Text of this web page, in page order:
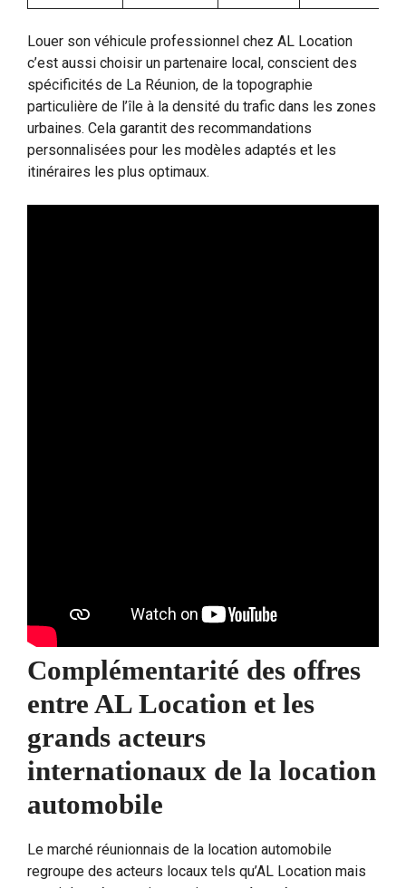
Louer son véhicule professionnel chez AL Location
c’est aussi choisir un partenaire local, conscient des
spécificités de La Réunion, de la topographie
particulière de l’île à la densité du trafic dans les zones
urbaines. Cela garantit des recommandations
personnalisées pour les modèles adaptés et les
itinéraires les plus optimaux.
Complémentarité des offres
entre AL Location et les
grands acteurs
internationaux de la location
automobile
Le marché réunionnais de la location automobile
regroupe des acteurs locaux tels qu’AL Location mais